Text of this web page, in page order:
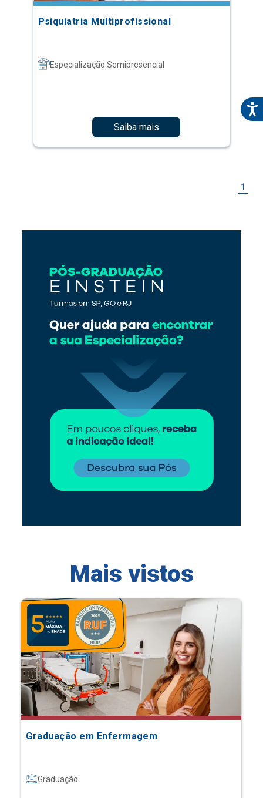
Psiquiatria Multiprofissional
Especialização Semipresencial
Saiba mais
1
Mais vistos
Graduação em Enfermagem
Graduação